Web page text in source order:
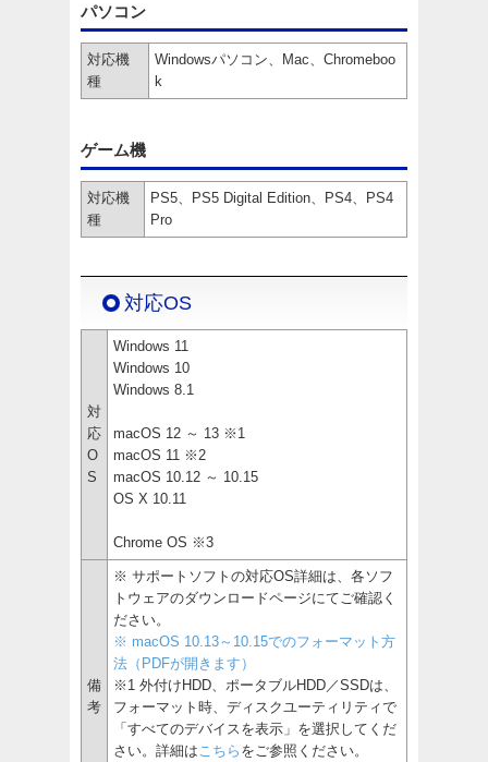
パソコン
対応機
種
Windowsパソコン、Mac、Chromeboo
k
ゲーム機
対応機
種
PS5、PS5 Digital Edition、PS4、PS4
Pro
対応OS
対
応
O
S
Windows 11
Windows 10
Windows 8.1
macOS 12 ～ 13 ※1
macOS 11 ※2
macOS 10.12 ～ 10.15
OS X 10.11
Chrome OS ※3
備
考
※ サポートソフトの対応OS詳細は、各ソフ
トウェアのダウンロードページにてご確認く
ださい。
※ macOS 10.13～10.15でのフォーマット方
法（PDFが開きます）
※1 外付けHDD、ポータブルHDD／SSDは、
フォーマット時、ディスクユーティリティで
「すべてのデバイスを表示」を選択してくだ
さい。詳細は こちら をご参照ください。